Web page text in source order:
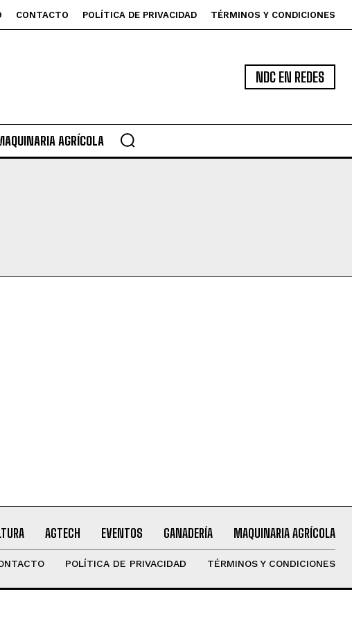
CONTACTO POLÍTICA DE PRIVACIDAD TÉRMINOS Y CONDICIONES
NDC EN REDES
AGRÍCOLA
AGTECH EVENTOS GANADERÍA MAQUINARIA AGRÍCOLA
POLÍTICA DE PRIVACIDAD TÉRMINOS Y CONDICIONES